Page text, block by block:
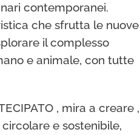
contemporanei.
che sfrutta le nuove
il complesso
e animale, con tutte
, mira a creare ,
e sostenibile,